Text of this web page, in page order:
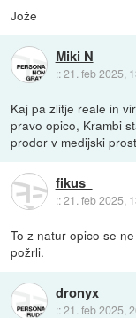
Jože
Miki N
::21. feb 2025,
Kaj pa zlitje reale in
pravo opico, Krambi
prodor v medijski
fikus_
::21. feb 2025,
To z natur opico se
požrli.
dronyx
::21. feb 2025,